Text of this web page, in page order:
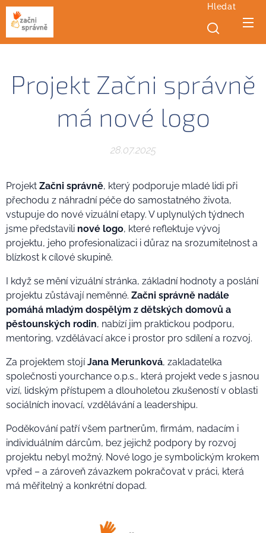
Hledat
Projekt Začni správně
má nové logo
28.07.2025
Projekt Začni správně, který podporuje mladé lidi při
přechodu z náhradní péče do samostatného života,
vstupuje do nové vizuální etapy. V uplynulých týdnech
jsme představili nové logo, které reflektuje vývoj
projektu, jeho profesionalizaci i důraz na srozumitelnost a
blízkost k cílové skupině.
I když se mění vizuální stránka, základní hodnoty a poslání
projektu zůstávají neměnné. Začni správně nadále
pomáhá mladým dospělým z dětských domovů a
pěstounských rodin, nabízí jim praktickou podporu,
mentoring, vzdělávací akce i prostor pro sdílení a rozvoj.
Za projektem stojíJana Merunková, zakladatelka
společnosti yourchance o.p.s., která projekt vede s jasnou
vizí, lidským přístupem a dlouholetou zkušeností v oblasti
sociálních inovací, vzdělávání a leadershipu.
Poděkování patří všem partnerům, firmám, nadacím i
individuálním dárcům, bez jejichž podpory by rozvoj
projektu nebyl možný. Nové logo je symbolickým krokem
vpřed – a zároveň závazkem pokračovat v práci, která
má měřitelný a konkrétní dopad.